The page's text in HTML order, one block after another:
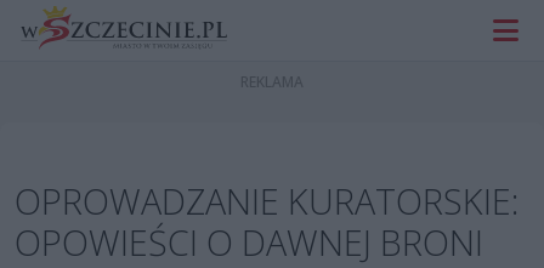
OPROWADZANIE KURATORSKIE:
OPOWIEŚCI O DAWNEJ BRONI